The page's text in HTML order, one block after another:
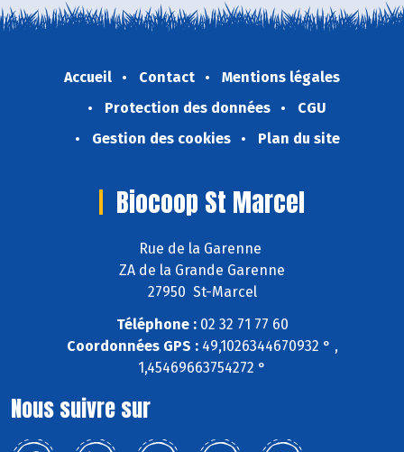
Accueil Contact
Mentions légales
Protection des données
CGU
Gestion des cookies
Plan du site
Biocoop St Marcel
Rue de la Garenne
ZA de la Grande Garenne
27950 St-Marcel
Téléphone :02 32 71 77 60
Coordonnées GPS :49,1026344670932 ° ,
1,45469663754272 °
Nous suivre sur